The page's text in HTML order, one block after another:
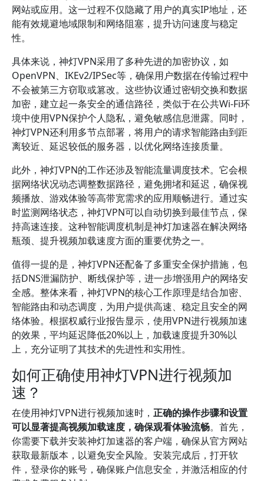
网站或应用。这一过程不仅隐藏了用户的真实IP地址，还
能有效规避地域限制和网络阻塞，提升访问速度与稳定
性。
具体来说，神灯VPN采用了多种先进的加密协议，如
OpenVPN、IKEv2/IPSec等，确保用户数据在传输过程中
不会被第三方窃取或篡改。这些协议通过密钥交换和数据
加密，建立起一条安全的通信路径，类似于在公共Wi-Fi环
境中使用VPN保护个人隐私，避免敏感信息泄露。同时，
神灯VPN还利用多节点部署，将用户的请求智能路由到距
离较近、延迟较低的服务器，以优化网络连接质量。
此外，神灯VPN的工作还涉及智能流量调度技术。它会根
据网络状况动态调整数据路径，避免拥堵和延迟，确保视
频播放、游戏体验等高带宽需求的应用顺畅进行。通过实
时监测网络状态，神灯VPN可以自动切换到最佳节点，保
持高速连接。这种智能调度机制是神灯加速器在解决网络
瓶颈、提升视频加载速度方面的重要优势之一。
值得一提的是，神灯VPN还配备了多重安全保护措施，包
括DNS泄漏防护、断线保护等，进一步增强用户的网络安
全感。整体来看，神灯VPN的核心工作原理是结合加密、
智能路由和动态调度，为用户提供高速、稳定且安全的网
络体验。根据权威行业报告显示，使用VPN进行视频加速
的效果，平均延迟降低20%以上，加载速度提升30%以
上，充分证明了其技术的先进性和实用性。
如何正确使用神灯VPN进行视频加
速？
在使用神灯VPN进行视频加速时， 正确的操作步骤和设置
可以显著提高视频加载速度，确保观看体验流畅。首先，
你需要下载并安装神灯加速器的客户端，确保从官方网站
获取最新版本，以避免安全风险。安装完成后，打开软
件，登录你的账号，确保账户信息安全，并激活相应的付